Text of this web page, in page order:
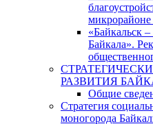
микрорайоне
«Байкальск
Байкала».
РАЗВИТИЯ
Общие
Стратегия
моногорода